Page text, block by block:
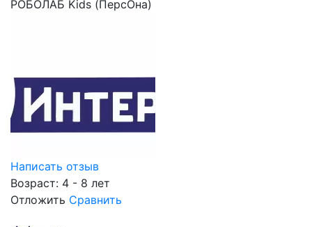
РОБОЛАБ Kids (ПерсОна)
Написать отзыв
Возраст: 4 - 8 лет
Отложить Сравнить